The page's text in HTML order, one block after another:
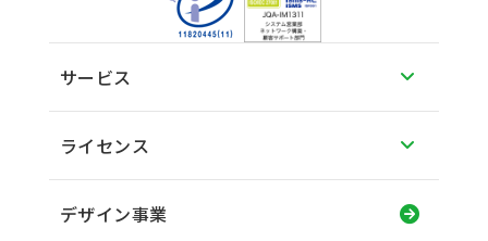
サービス
ライセンス
デザイン事業